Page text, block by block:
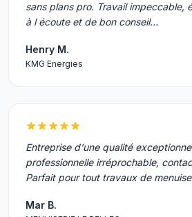
sans plans pro. Travail impeccable,
à l écoute et de bon conseil…
Henry M.
KMG Energies
Entreprise d'une qualité
professionnelle irréprochable,
Parfait pour tout travaux de
Mar B.